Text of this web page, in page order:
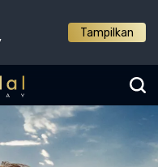
Tampilkan